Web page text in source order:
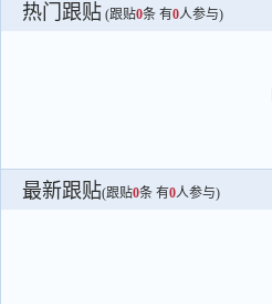
热门跟贴 (跟贴0条 有0人参与)
最新跟贴(跟贴0条 有0人参与)